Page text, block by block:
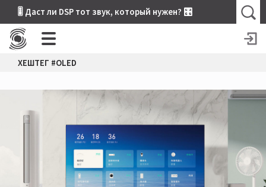
🎚 Даст ли DSP тот звук, который нужен? 🎛
ХЕШТЕГ #OLED